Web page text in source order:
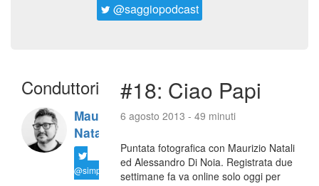
@saggiopodcast
Conduttori
Maurizio
Natali
@simplemal
#18: Ciao Papi
6 agosto 2013 - 49 minuti
Puntata fotografica con Maurizio Natali
ed Alessandro Di Noia. Registrata due
settimane fa va online solo oggi per